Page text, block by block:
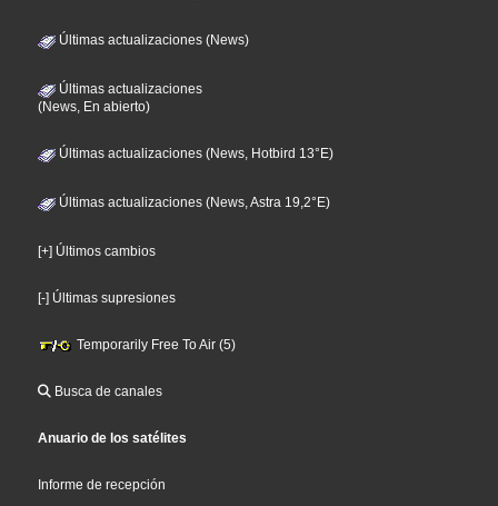
Últimas actualizaciones (News)
Últimas actualizaciones
(News, En abierto)
Últimas actualizaciones (News, Hotbird 13°E)
Últimas actualizaciones (News, Astra 19,2°E)
[+] Últimos cambios
[-] Últimas supresiones
Temporarily Free To Air (5)
Busca de canales
Anuario de los satélites
Informe de recepción